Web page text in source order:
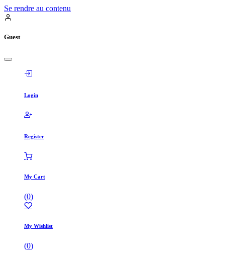
Se rendre au contenu
Guest
Login
Register
My Cart
(0)
My Wishlist
(0)